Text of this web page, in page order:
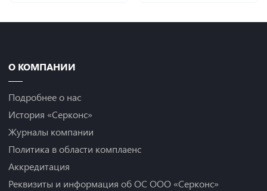
О КОМПАНИИ
Подробнее о нас
История «Серконс»
Журналы компании
Политика в области комплаенс
Аккредитация
Реквизиты и информация об ОС ООО «Серконс»